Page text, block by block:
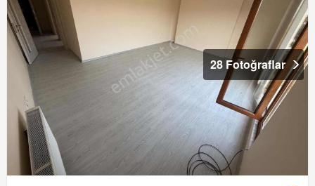
28 Fotoğraflar